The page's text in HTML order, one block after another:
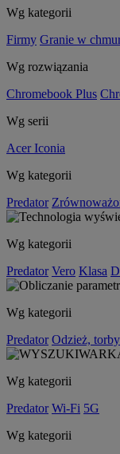
Wg kategorii
Firmy Granie w
Wg rozwiązania
Chromebook Plus
Wg serii
Acer Iconia
Wg kategorii
Predator
Wg kategorii
Predator Vero Klasa
Wg kategorii
Predator Odzież,
Wg kategorii
Predator Wi-Fi 5G
Wg kategorii